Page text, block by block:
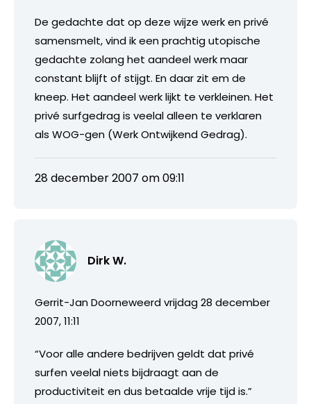
De gedachte dat op deze wijze werk en privé
samensmelt, vind ik een prachtig utopische
gedachte zolang het aandeel werk maar
constant blijft of stijgt. En daar zit em de
kneep. Het aandeel werk lijkt te verkleinen. Het
privé surfgedrag is veelal alleen te verklaren
als WOG-gen (Werk Ontwijkend Gedrag).
28 december 2007 om 09:11
Dirk W.
Gerrit-Jan Doorneweerd vrijdag 28 december
2007, 11:11
“Voor alle andere bedrijven geldt dat privé
surfen veelal niets bijdraagt aan de
productiviteit en dus betaalde vrije tijd is.”